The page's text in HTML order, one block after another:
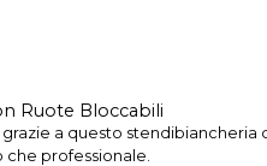
Ruote Bloccabili
a questo stendibiancheria
professionale.